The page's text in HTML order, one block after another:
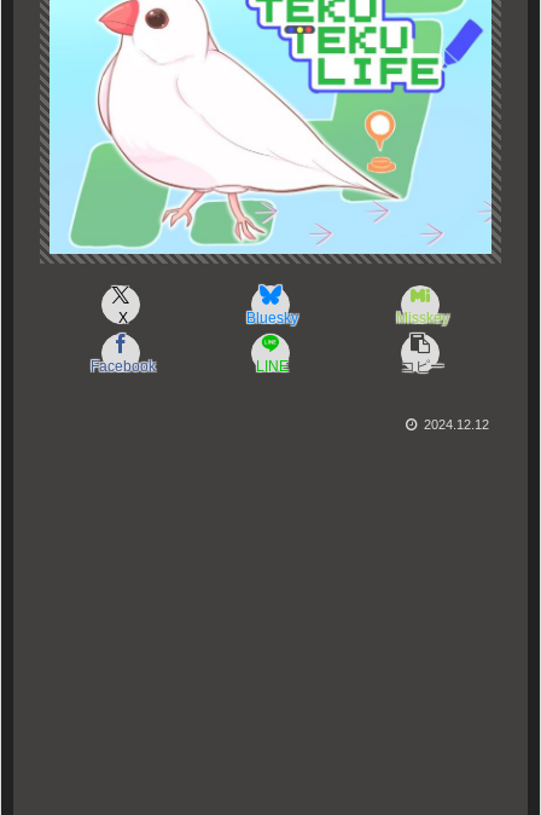
X Bluesky Misskey
Facebook LINE コピー
2024.12.12